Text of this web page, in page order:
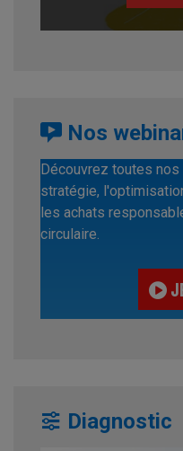
Nos
Découvrez toutes
stratégie,
les achats
circulaire.
Diagnostic